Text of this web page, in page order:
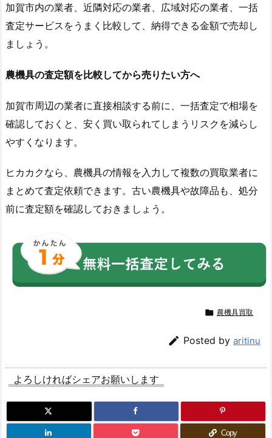
加賀市内の業者、近隣対応の業者、広域対応の業者、一括
査定サービスをうまく比較して、納得できる金額で売却し
ましょう。
農機具の査定額を比較してから売りたい方へ
加賀市周辺の業者に直接相談する前に、一括査定で相場を
確認しておくと、安く買い取られてしまうリスクを減らし
やすくなります。
ヒカカクなら、農機具の情報を入力して複数の買取業者に
まとめて査定依頼できます。古い農機具や故障品も、処分
前に査定額を確認しておきましょう。
 農機具買取
 Posted by aritinu
よろしければシェアお願いします
Copy